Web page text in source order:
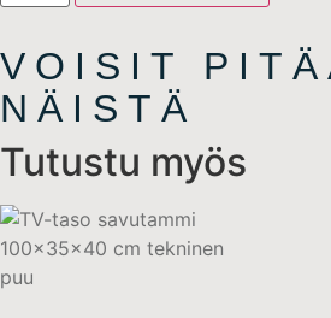
VOISIT
NÄISTÄ
Tutustu myös